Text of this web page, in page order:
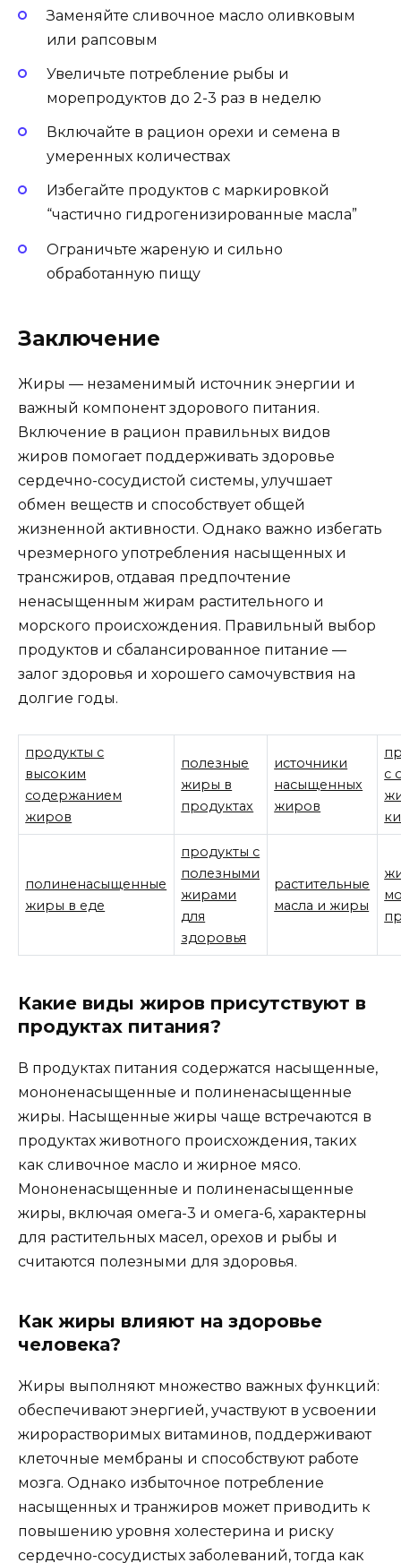
Заменяйте сливочное масло оливковым
или рапсовым
Увеличьте потребление рыбы и
морепродуктов до 2-3 раз в неделю
Включайте в рацион орехи и семена в
умеренных количествах
Избегайте продуктов с маркировкой
“частично гидрогенизированные масла”
Ограничьте жареную и сильно
обработанную пищу
Заключение
Жиры — незаменимый источник энергии и
важный компонент здорового питания.
Включение в рацион правильных видов
жиров помогает поддерживать здоровье
сердечно-сосудистой системы, улучшает
обмен веществ и способствует общей
жизненной активности. Однако важно избегать
чрезмерного употребления насыщенных и
трансжиров, отдавая предпочтение
ненасыщенным жирам растительного и
морского происхождения. Правильный выбор
продуктов и сбалансированное питание —
залог здоровья и хорошего самочувствия на
долгие годы.
продукты с
высоким
содержанием
жиров
полезные
жиры в
продуктах
источники
насыщенных
жиров
с
полиненасыщенные
жиры в еде
продукты с
полезными
жирами
для
здоровья
растительные
масла и жиры
Какие виды жиров присутствуют в
продуктах питания?
В продуктах питания содержатся насыщенные,
мононенасыщенные и полиненасыщенные
жиры. Насыщенные жиры чаще встречаются в
продуктах животного происхождения, таких
как сливочное масло и жирное мясо.
Мононенасыщенные и полиненасыщенные
жиры, включая омега-3 и омега-6, характерны
для растительных масел, орехов и рыбы и
считаются полезными для здоровья.
Как жиры влияют на здоровье
человека?
Жиры выполняют множество важных функций:
обеспечивают энергией, участвуют в усвоении
жирорастворимых витаминов, поддерживают
клеточные мембраны и способствуют работе
мозга. Однако избыточное потребление
насыщенных и транжиров может приводить к
повышению уровня холестерина и риску
сердечно-сосудистых заболеваний, тогда как